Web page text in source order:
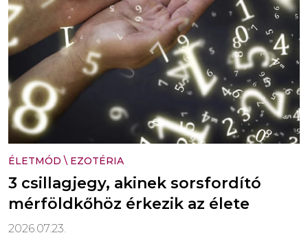
ÉLETMÓD \ EZOTÉRIA
3 csillagjegy, akinek sorsfordító
mérföldkőhöz érkezik az élete
2026.07.23.